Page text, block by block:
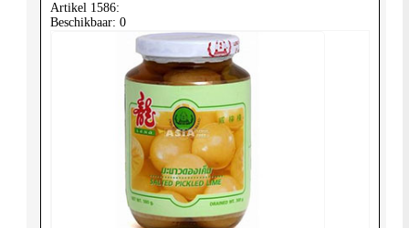
Artikel 1586:
Beschikbaar: 0